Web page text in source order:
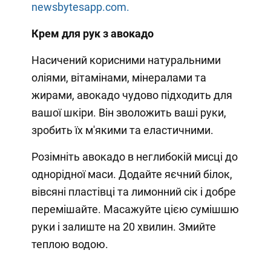
newsbytesapp.com.
Крем для рук з авокадо
Насичений корисними натуральними
оліями, вітамінами, мінералами та
жирами, авокадо чудово підходить для
вашої шкіри. Він зволожить ваші руки,
зробить їх м'якими та еластичними.
Розімніть авокадо в неглибокій мисці до
однорідної маси. Додайте яєчний білок,
вівсяні пластівці та лимонний сік і добре
перемішайте. Масажуйте цією сумішшю
руки і залиште на 20 хвилин. Змийте
теплою водою.